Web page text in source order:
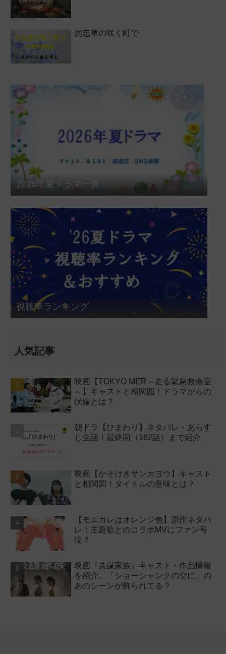
勿忘草の咲く町で
2026年夏ドラマ一覧
視聴率ランキング
人気記事
映画【TOKYO MER～走る緊急救命室
～】キャストと相関図！ドラマからの
伏線とは？
朝ドラ【ひまわり】ネタバレ・あらす
じ全話！最終回（162話）まで紹介
映画【かそけきサンカヨウ】キャスト
と相関図！タイトルの意味とは？
【モエカレはオレンジ色】原作ネタバ
レ！主題歌とのコラボMVにファン号
泣？
映画『共謀家族』キャスト・作品情報
を紹介。「ショーシャンクの空に」の
あのシーンが飾られてる？